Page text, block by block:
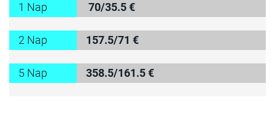
1 Nap 70/35.5 €
2 Nap 157.5/71 €
5 Nap 358.5/161.5 €